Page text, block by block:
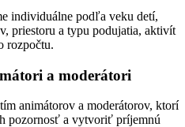
individuálne podľa veku detí,
priestoru a typu podujatia, aktivít
rozpočtu.
a moderátori
animátorov a moderátorov, ktorí
pozornosť a vytvoriť príjemnú